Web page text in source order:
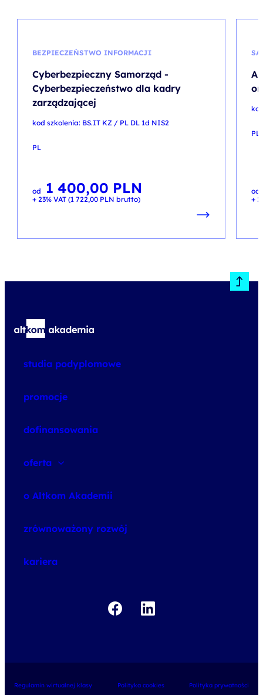
BEZPIECZEŃSTWO INFORMACJI
Cyberbezpieczny Samorząd -
Cyberbezpieczeństwo dla kadry
zarządzającej
kod szkolenia: BS.IT KZ / PL DL 1d NIS2
PL
od 1 400,00 PLN
+ 23% VAT (1 722,00 PLN brutto)
PL
od
+
studia podyplomowe
promocje
dofinansowania
oferta
o Altkom Akademii
zrównoważony rozwój
kariera
Regulamin wirtualnej klasy Polityka cookies Polityka prywatności